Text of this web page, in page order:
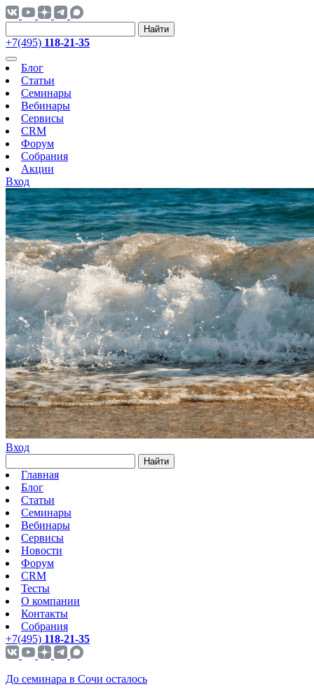
Найти
+7(495) 118-21-35
Блог
Статьи
Семинары
Вебинары
Сервисы
CRM
Форум
Собрания
Акции
Вход
Вход
Найти
Главная
Блог
Статьи
Семинары
Вебинары
Сервисы
Новости
Форум
CRM
Тесты
О компании
Контакты
Собрания
+7(495) 118-21-35
До семинара в Сочи осталось